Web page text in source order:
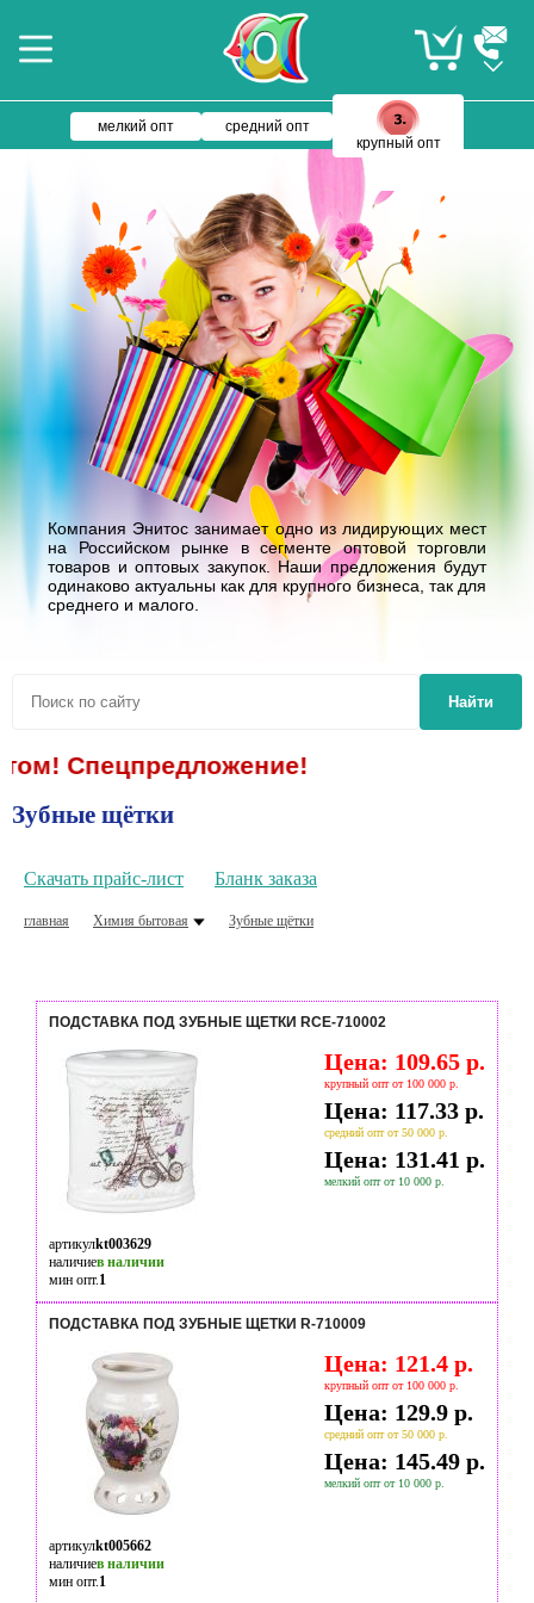
мелкий опт
средний опт
крупный опт
Компания Энитос занимает одно из лидирующих мест
на Российском рынке в сегменте оптовой торговли
товаров и оптовых закупок. Наши предложения будут
одинаково актуальны как для крупного бизнеса, так для
среднего и малого.
Найти
Спецпредложение!
Зубные щётки
Скачать прайс-лист Бланк заказа
главная Химия бытовая Зубные щётки
ПОДСТАВКА ПОД ЗУБНЫЕ ЩЕТКИ RCE-710002
Цена: 109.65 р.
крупный опт от 100 000 р.
Цена: 117.33 р.
средний опт от 50 000 р.
Цена: 131.41 р.
мелкий опт от 10 000 р.
артикулkt003629
наличиев наличии
мин опт.1
ПОДСТАВКА ПОД ЗУБНЫЕ ЩЕТКИ R-710009
Цена: 121.4 р.
крупный опт от 100 000 р.
Цена: 129.9 р.
средний опт от 50 000 р.
Цена: 145.49 р.
мелкий опт от 10 000 р.
артикулkt005662
наличиев наличии
мин опт.1